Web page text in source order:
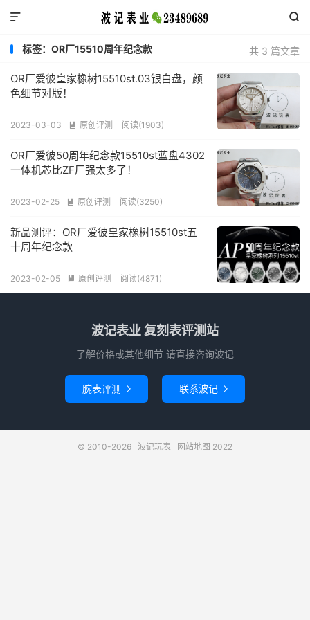


共 3 篇文章
标签：OR厂15510周年纪念款
OR厂爱彼皇家橡树15510st.03银白盘，颜
色细节对版！
2023-03-03  原创评测 阅读(1903)
OR厂爱彼50周年纪念款15510st蓝盘4302
一体机芯比ZF厂强太多了！
2023-02-25  原创评测 阅读(3250)
新品测评：OR厂爱彼皇家橡树15510st五
十周年纪念款
2023-02-05  原创评测 阅读(4871)
波记表业 复刻表评测站
了解价格或其他细节 请直接咨询波记
腕表评测  联系波记 
© 2010-2026 波记玩表 网站地图 2022